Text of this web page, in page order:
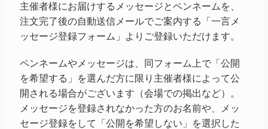
主催者様にお届けするメッセージとペンネームを、
注文完了後の自動送信メールでご案内する「一言メ
ッセージ登録フォーム」よりご登録いただけます。
ペンネームやメッセージは、同フォーム上で「公開
を希望する」を選んだ方に限り主催者様によって公
開される場合がございます（会場での掲出など）。
メッセージを登録されなかった方のお名前や、メッ
セージ登録をして「公開を希望しない」を選択した